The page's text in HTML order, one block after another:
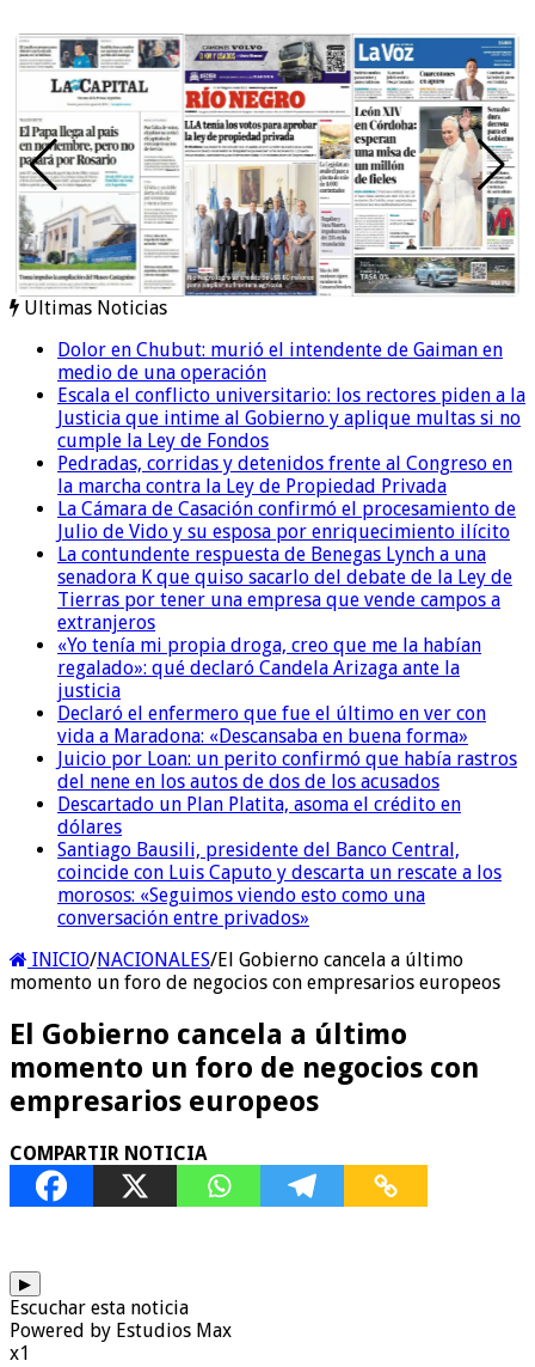
Ultimas Noticias
Dolor en Chubut: murió el intendente de Gaiman en
medio de una operación
Escala el conflicto universitario: los rectores piden a la
Justicia que intime al Gobierno y aplique multas si no
cumple la Ley de Fondos
Pedradas, corridas y detenidos frente al Congreso en
la marcha contra la Ley de Propiedad Privada
La Cámara de Casación confirmó el procesamiento de
Julio de Vido y su esposa por enriquecimiento ilícito
La contundente respuesta de Benegas Lynch a una
senadora K que quiso sacarlo del debate de la Ley de
Tierras por tener una empresa que vende campos a
extranjeros
«Yo tenía mi propia droga, creo que me la habían
regalado»: qué declaró Candela Arizaga ante la
justicia
Declaró el enfermero que fue el último en ver con
vida a Maradona: «Descansaba en buena forma»
Juicio por Loan: un perito confirmó que había rastros
del nene en los autos de dos de los acusados
Descartado un Plan Platita, asoma el crédito en
dólares
Santiago Bausili, presidente del Banco Central,
coincide con Luis Caputo y descarta un rescate a los
morosos: «Seguimos viendo esto como una
conversación entre privados»
INICIO/NACIONALES/El Gobierno cancela a último
momento un foro de negocios con empresarios europeos
El Gobierno cancela a último
momento un foro de negocios con
empresarios europeos
COMPARTIR NOTICIA
▶
Escuchar esta noticia
Powered by Estudios Max
x1